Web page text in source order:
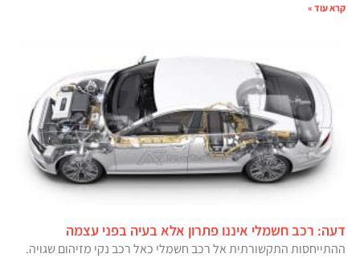
קרא עוד »
דעה: רכב חשמלי איננו פתרון אלא בעיה בפני עצמה
ההתייחסות התקשורתית אל רכב חשמלי כאל רכב נקי מזיהום שגויה.